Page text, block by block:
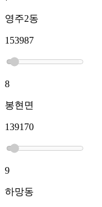
영주2동
153987
8
봉현면
139170
9
하망동